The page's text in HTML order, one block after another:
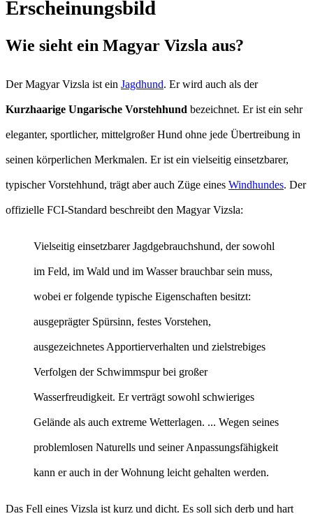
Erscheinungsbild
Wie sieht ein Magyar Vizsla aus?
Der Magyar Vizsla ist ein Jagdhund. Er wird auch als der
Kurzhaarige Ungarische Vorstehhund bezeichnet. Er ist ein sehr
eleganter, sportlicher, mittelgroßer Hund ohne jede Übertreibung in
seinen körperlichen Merkmalen. Er ist ein vielseitig einsetzbarer,
typischer Vorstehhund, trägt aber auch Züge eines Windhundes. Der
offizielle FCI-Standard beschreibt den Magyar Vizsla:
Vielseitig einsetzbarer Jagdgebrauchshund, der sowohl
im Feld, im Wald und im Wasser brauchbar sein muss,
wobei er folgende typische Eigenschaften besitzt:
ausgeprägter Spürsinn, festes Vorstehen,
ausgezeichnetes Apportierverhalten und zielstrebiges
Verfolgen der Schwimmspur bei großer
Wasserfreudigkeit. Er verträgt sowohl schwieriges
Gelände als auch extreme Wetterlagen. ... Wegen seines
problemlosen Naturells und seiner Anpassungsfähigkeit
kann er auch in der Wohnung leicht gehalten werden.
Das Fell eines Vizsla ist kurz und dicht. Es soll sich derb und hart